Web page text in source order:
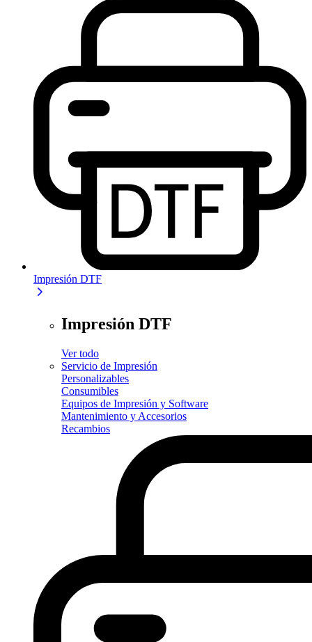
Impresión DTF
Impresión DTF
Ver todo
Servicio de Impresión
Personalizables
Consumibles
Equipos de Impresión y Software
Mantenimiento y Accesorios
Recambios